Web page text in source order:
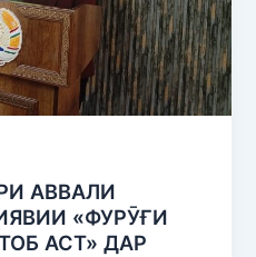
АВВАЛИ
«ФУРӮҒИ
АСТ» ДАР